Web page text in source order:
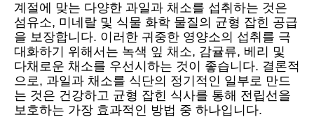
계절에 맞는 다양한 과일과 채소를 섭취하는 것은
섬유소, 미네랄 및 식물 화학 물질의 균형 잡힌 공급
을 보장합니다. 이러한 귀중한 영양소의 섭취를 극
대화하기 위해서는 녹색 잎 채소, 감귤류, 베리 및
다채로운 채소를 우선시하는 것이 좋습니다. 결론적
으로, 과일과 채소를 식단의 정기적인 일부로 만드
는 것은 건강하고 균형 잡힌 식사를 통해 전립선을
보호하는 가장 효과적인 방법 중 하나입니다.